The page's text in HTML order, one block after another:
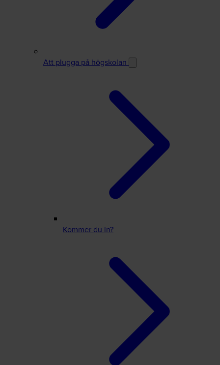
Att plugga på högskolan
Kommer du in?